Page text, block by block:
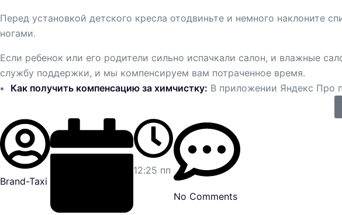
Перед установкой детского кресла отодвиньте и немного наклоните
ногами.
Если ребенок или его родители сильно испачкали салон, и влажные
службу поддержки, и мы компенсируем вам потраченное время.
Как получить компенсацию за химчистку: В приложении Яндекс Про
Brand-Taxi
12:25 пп
No Comments